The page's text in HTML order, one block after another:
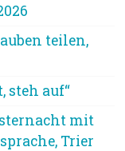
teilen,
steh auf“
mit
Trier